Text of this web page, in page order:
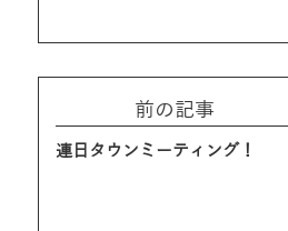
前の記事
連日タウンミーティング！